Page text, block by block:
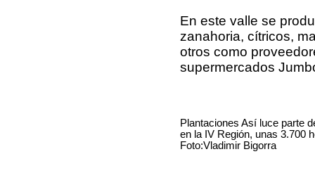
En este valle se
zanahoria, cítricos,
otros como
supermercados
Plantaciones Así luce parte
en la IV Región, unas 3.700
Foto:Vladimir Bigorra